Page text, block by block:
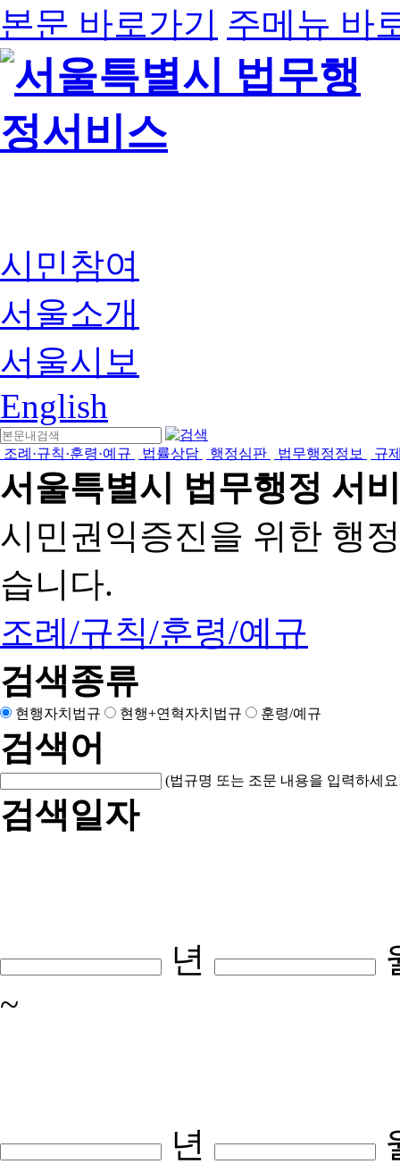
본문 바로가기 주메뉴 바
시민참여
서울소개
서울시보
English
조례·규칙·훈령·예규 법률상담 행정심판 법무행정정보 규
서울특별시 법무행정 서
시민권익증진을 위한 행
습니다.
조례/규칙/훈령/예규
검색종류
현행자치법규 현행+연혁자치법규 훈령/예규
검색어
(법규명 또는 조문 내용을 입력하세
검색일자
년
~
년